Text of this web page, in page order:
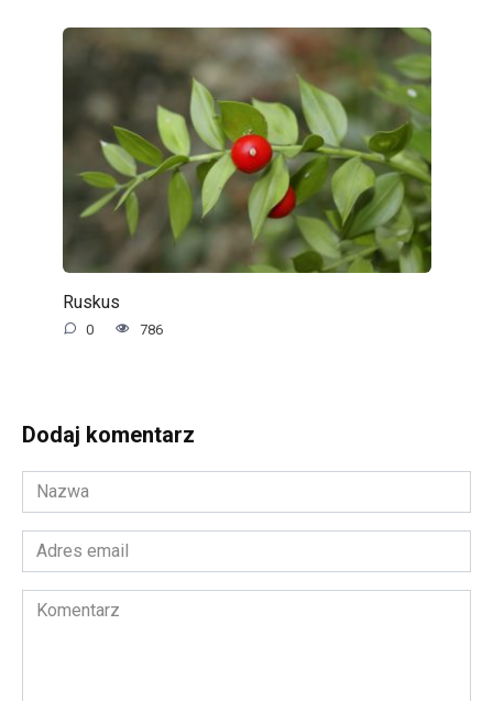
Ruskus
0 786
Dodaj komentarz
Nazwa
*
Adres
email
*Komentarz